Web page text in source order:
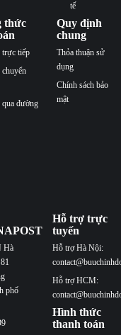
tế
thức
trực tiếp
chuyển
qua đường
Quy định
chung
Thỏa thuận sử
dụng
Chính sách bảo
mật
Hà
phố
Hỗ trợ trực
tuyến
Hỗ trợ Hà Nội:
Hỗ trợ HCM:
Hình thức
thanh toán